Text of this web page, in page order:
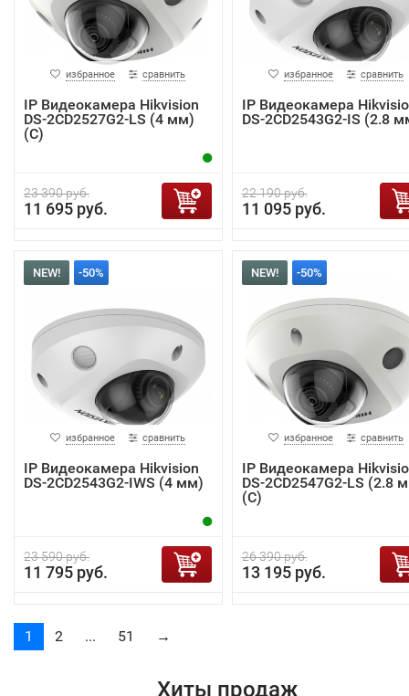
избранное сравнить
IP Видеокамера Hikvision
DS-2CD2527G2-LS (4 мм)
(C)
23 390 руб.
11 695 руб.
избранное сравнить
IP Видеокамера
DS-2CD2543G2-IS (2.8
22 190 руб.
11 095 руб.
NEW! -50%
избранное сравнить
IP Видеокамера Hikvision
DS-2CD2543G2-IWS (4 мм)
23 590 руб.
11 795 руб.
NEW! -50%
избранное сравнить
IP Видеокамера
DS-2CD2547G2-LS (2.8
(C)
26 390 руб.
13 195 руб.
1 2 ... 51 →
Хиты продаж